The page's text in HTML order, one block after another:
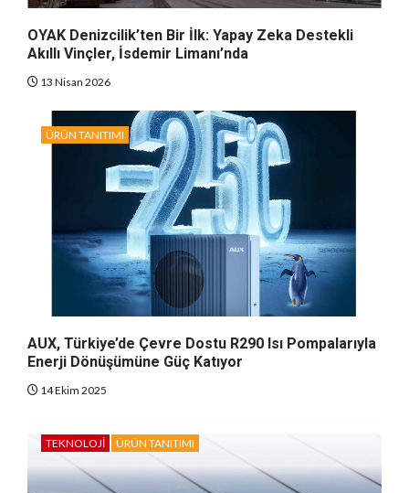
OYAK Denizcilik’ten Bir İlk: Yapay Zeka Destekli
Akıllı Vinçler, İsdemir Limanı’nda
13 Nisan 2026
ÜRÜN TANITIMI
AUX, Türkiye’de Çevre Dostu R290 Isı Pompalarıyla
Enerji Dönüşümüne Güç Katıyor
14 Ekim 2025
TEKNOLOJI ÜRÜN TANITIMI